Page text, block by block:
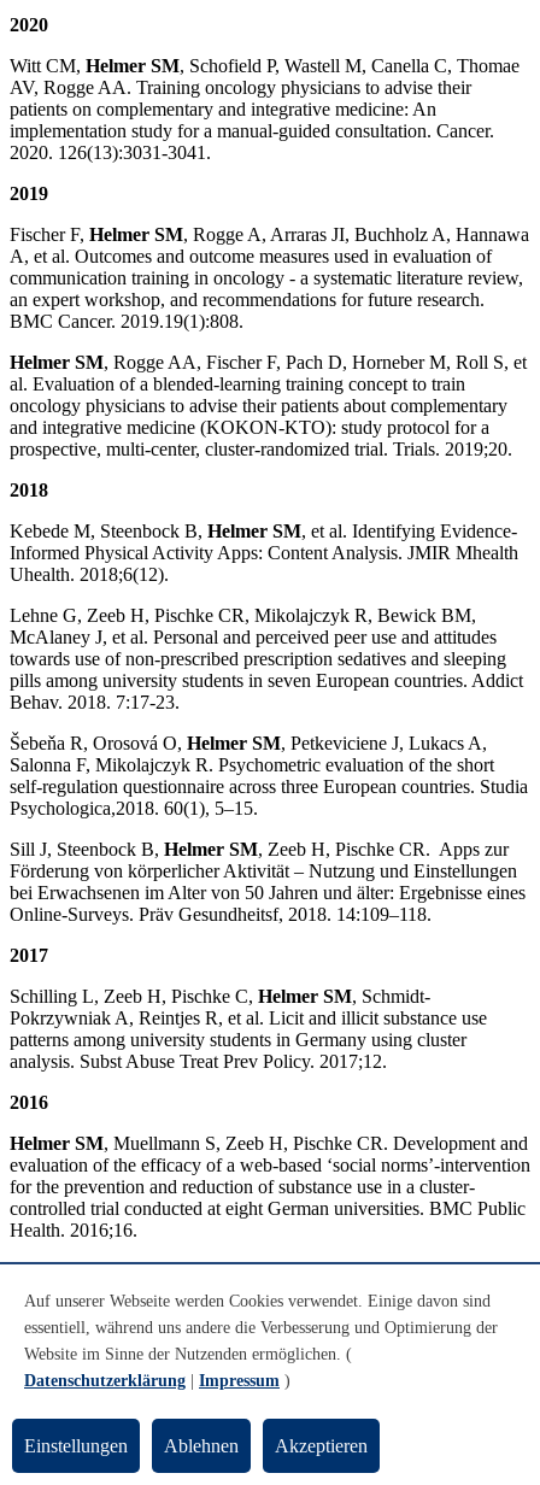
2020
Witt CM, Helmer SM, Schofield P, Wastell M, Canella C, Thomae
AV, Rogge AA. Training oncology physicians to advise their
patients on complementary and integrative medicine: An
implementation study for a manual-guided consultation. Cancer.
2020. 126(13):3031-3041.
2019
Fischer F, Helmer SM, Rogge A, Arraras JI, Buchholz A, Hannawa
A, et al. Outcomes and outcome measures used in evaluation of
communication training in oncology - a systematic literature review,
an expert workshop, and recommendations for future research.
BMC Cancer. 2019.19(1):808.
Helmer SM, Rogge AA, Fischer F, Pach D, Horneber M, Roll S, et
al. Evaluation of a blended-learning training concept to train
oncology physicians to advise their patients about complementary
and integrative medicine (KOKON-KTO): study protocol for a
prospective, multi-center, cluster-randomized trial. Trials. 2019;20.
2018
Kebede M, Steenbock B, Helmer SM, et al. Identifying Evidence-
Informed Physical Activity Apps: Content Analysis. JMIR Mhealth
Uhealth. 2018;6(12).
Lehne G, Zeeb H, Pischke CR, Mikolajczyk R, Bewick BM,
McAlaney J, et al. Personal and perceived peer use and attitudes
towards use of non-prescribed prescription sedatives and sleeping
pills among university students in seven European countries. Addict
Behav. 2018. 7:17-23.
Šebeňa R, Orosová O, Helmer SM, Petkeviciene J, Lukacs A,
Salonna F, Mikolajczyk R. Psychometric evaluation of the short
self-regulation questionnaire across three European countries. Studia
Psychologica,2018. 60(1), 5–15.
Sill J, Steenbock B, Helmer SM, Zeeb H, Pischke CR. Apps zur
Förderung von körperlicher Aktivität – Nutzung und Einstellungen
bei Erwachsenen im Alter von 50 Jahren und älter: Ergebnisse eines
Online-Surveys. Präv Gesundheitsf, 2018. 14:109–118.
2017
Schilling L, Zeeb H, Pischke C, Helmer SM, Schmidt-
Pokrzywniak A, Reintjes R, et al. Licit and illicit substance use
patterns among university students in Germany using cluster
analysis. Subst Abuse Treat Prev Policy. 2017;12.
2016
Helmer SM, Muellmann S, Zeeb H, Pischke CR. Development and
evaluation of the efficacy of a web-based ‘social norms’-intervention
for the prevention and reduction of substance use in a cluster-
controlled trial conducted at eight German universities. BMC Public
Health. 2016;16.
Helmer SM, Pischke CR, Van Hal Guido, Vriesacker Bart,
Dempsey R, Akvardar Y, Guillén-Grima F, et al. Personal and
perceived peer use and attitudes towards the use of nonmedical
prescription stimulants to improve academic performance among
university students in seven European countries. Drug Alcohol
Depen. 2016, 168:128-134.
Dempsey RC, McAlaney John, Helmer SM, Pischke CR, Akvardar
Y, Bewick BM, et al. Normative perceptions of cannabis use
amongst European University students: associations between
Auf unserer Webseite werden Cookies verwendet. Einige davon sind
essentiell, während uns andere die Verbesserung und Optimierung der
Website im Sinne der Nutzenden ermöglichen. (
Datenschutzerklärung
Impressum )
Einstellungen Ablehnen Akzeptieren